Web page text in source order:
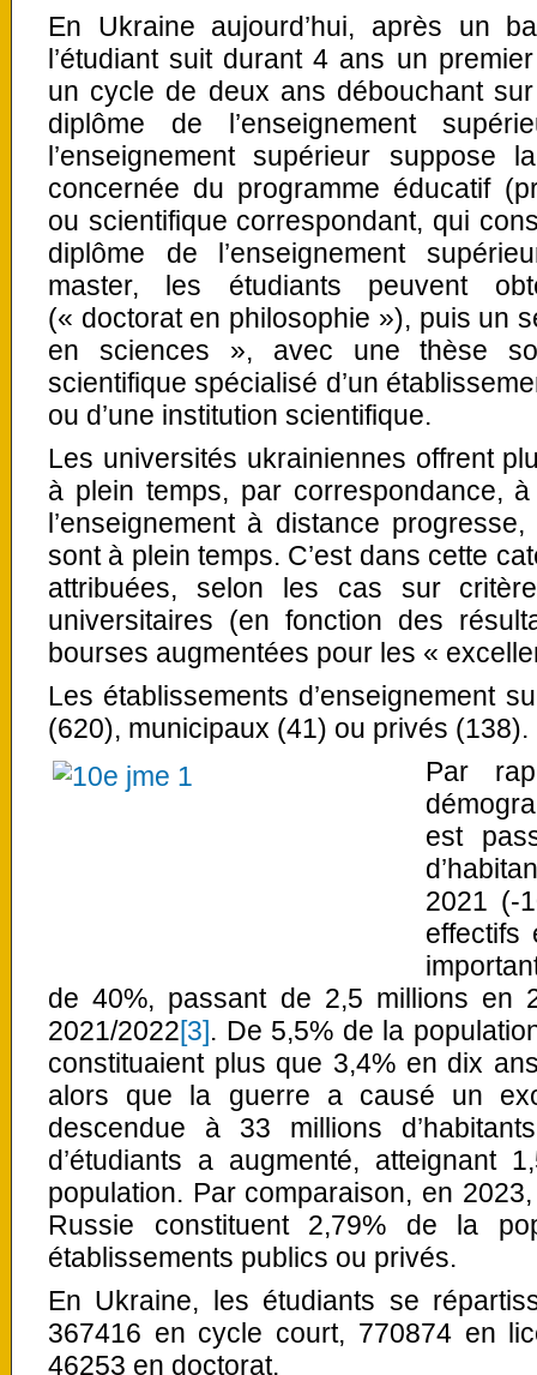
En Ukraine aujourd’hui, après un
l’étudiant suit durant 4 ans un
un cycle de deux ans débouchant sur
diplôme de l’enseignement
l’enseignement supérieur suppose
concernée du programme éducatif
ou scientifique correspondant, qui
diplôme de l’enseignement
master, les étudiants peuvent
(« doctorat en philosophie »), puis un
en sciences », avec une thèse
scientifique spécialisé d’un
ou d’une institution scientifique.
Les universités ukrainiennes offrent
à plein temps, par correspondance,
l’enseignement à distance
sont à plein temps. C’est dans cette
attribuées, selon les cas sur
universitaires (en fonction des
bourses augmentées pour les «
Les établissements d’enseignement
(620), municipaux (41) ou privés (138).
Par
est
2021 (-
effectifs
de 40%, passant de 2,5 millions en
2021/2022[3]. De 5,5% de la
constituaient plus que 3,4% en dix
alors que la guerre a causé un
descendue à 33 millions
d’étudiants a augmenté, atteignant
population. Par comparaison, en
Russie constituent 2,79% de la
établissements publics ou privés.
En Ukraine, les étudiants se
367416 en cycle court, 770874 en
46253 en doctorat.